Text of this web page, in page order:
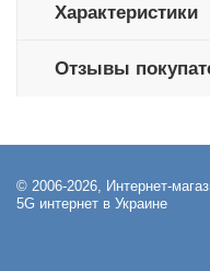
Характеристики
Отзывы
© 2006-2026, Интернет-
5G интернет в Украине